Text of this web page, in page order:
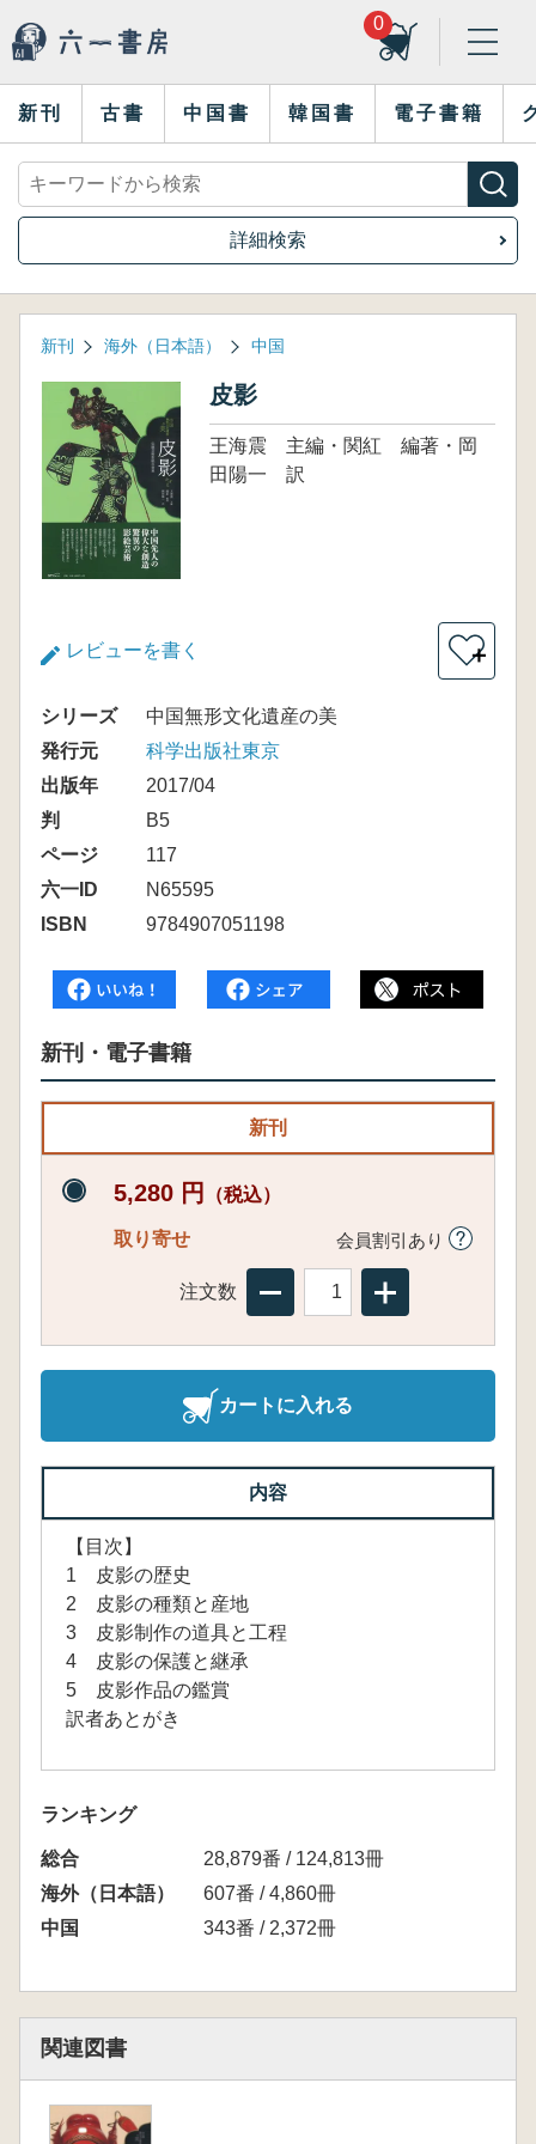
0
新刊 古書 中国書 韓国書 電子書籍
詳細検索
新刊 海外（日本語） 中国
皮影
王海震 主編・関紅 編著・岡
田陽一 訳
レビューを書く ＋
シリーズ
中国無形文化遺産の美
発行元
科学出版社東京
出版年
2017/04
判
B5
ページ
117
六一ID
N65595
ISBN
9784907051198
新刊・電子書籍
新刊
5,280 円 （税込）
取り寄せ 会員割引あり
注文数
カートに入れる
内容
【目次】
1 皮影の歴史
2 皮影の種類と産地
3 皮影制作の道具と工程
4 皮影の保護と継承
5 皮影作品の鑑賞
訳者あとがき
ランキング
総合
28,879番 / 124,813冊
海外（日本語）
607番 / 4,860冊
中国
343番 / 2,372冊
関連図書